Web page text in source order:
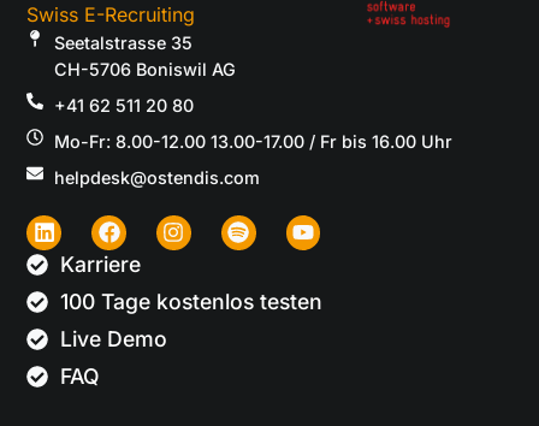
Swiss E-Recruiting
Seetalstrasse 35
CH-5706 Boniswil AG
+41 62 511 20 80
Mo-Fr: 8.00-12.00 13.00-17.00 / Fr bis 16.00 Uhr
helpdesk@ostendis.com
Karriere
100 Tage kostenlos testen
Live Demo
FAQ